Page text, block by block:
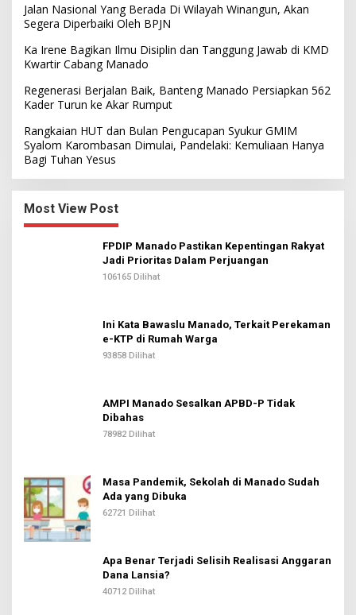
Jalan Nasional Yang Berada Di Wilayah Winangun, Akan
Segera Diperbaiki Oleh BPJN
Ka Irene Bagikan Ilmu Disiplin dan Tanggung Jawab di KMD
Kwartir Cabang Manado
Regenerasi Berjalan Baik, Banteng Manado Persiapkan 562
Kader Turun ke Akar Rumput
Rangkaian HUT dan Bulan Pengucapan Syukur GMIM
Syalom Karombasan Dimulai, Pandelaki: Kemuliaan Hanya
Bagi Tuhan Yesus
Most View Post
FPDIP Manado Pastikan Kepentingan Rakyat
Jadi Prioritas Dalam Perjuangan
106165 Dilihat
Ini Kata Bawaslu Manado, Terkait Perekaman
e-KTP di Rumah Warga
93858 Dilihat
AMPI Manado Sesalkan APBD-P Tidak
Dibahas
78982 Dilihat
Masa Pandemik, Sekolah di Manado Sudah
Ada yang Dibuka
62721 Dilihat
Apa Benar Terjadi Selisih Realisasi Anggaran
Dana Lansia?
40712 Dilihat